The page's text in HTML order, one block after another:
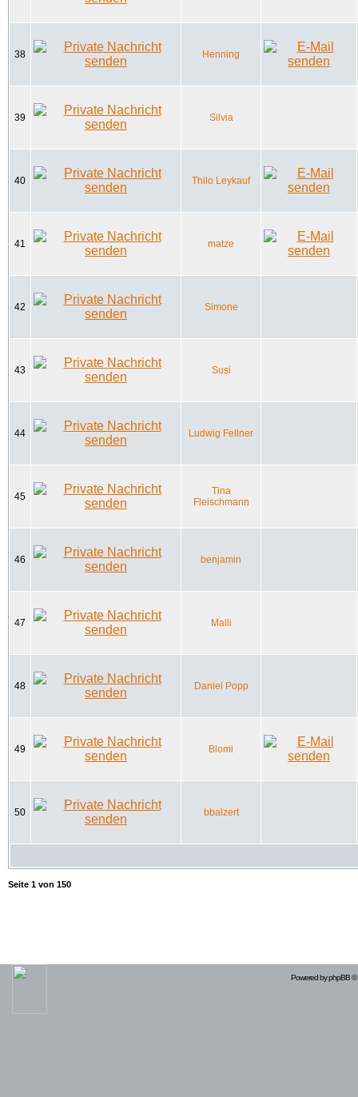
38 Henning
39 Silvia
40 Thilo Leykauf
41 matze
42 Simone
43 Susi
44 Ludwig Fellner
45
Tina
Fleischmann
46 benjamin
47 Malli
48 Daniel Popp
49 Blomi
50 bbalzert
Seite 1 von 150
Powered byphpBB©